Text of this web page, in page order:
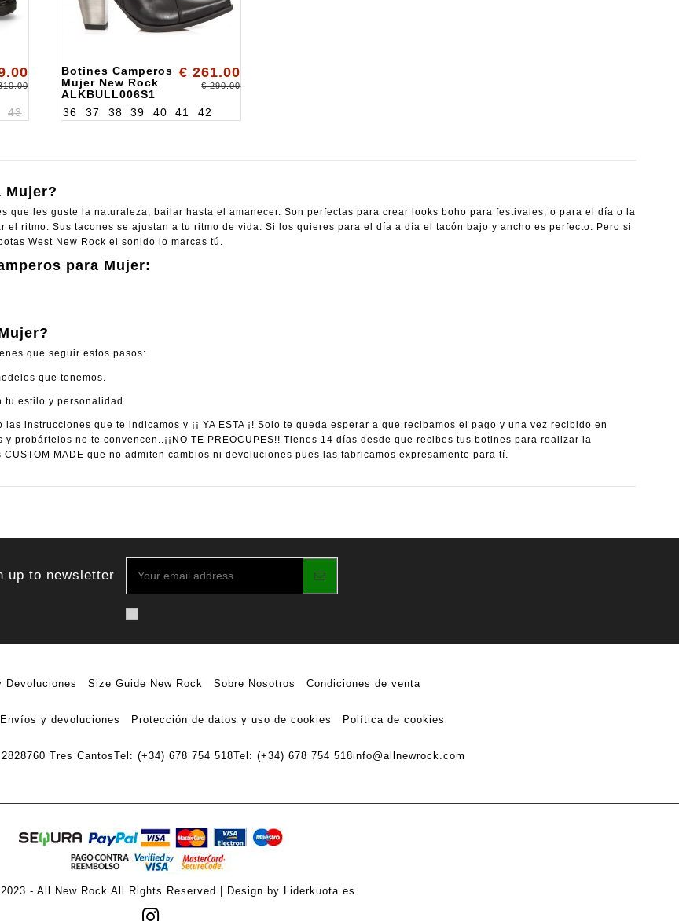
43
Botines Camperos
Mujer New Rock
ALKBULL006S1
€ 261.00
€ 290.00
36 37 38 39 40 41 42
Mujer?
que les guste la naturaleza, bailar hasta el amanecer. Son perfectas para crear looks boho para festivales, o para el día o la
ritmo. Sus tacones se ajustan a tu ritmo de vida. Si los quieres para el día a día el tacón bajo y ancho es perfecto. Pero si
West New Rock el sonido lo marcas tú.
para Mujer:
que seguir estos pasos:
que tenemos.
estilo y personalidad.
instrucciones que te indicamos y ¡¡ YA ESTA ¡! Solo te queda esperar a que recibamos el pago y una vez recibido en
probártelos no te convencen..¡¡NO TE PREOCUPES!! Tienes 14 días desde que recibes tus botines para realizar la
MADE que no admiten cambios ni devoluciones pues las fabricamos expresamente para tí.
up to newsletter
Devoluciones Size Guide New Rock Sobre Nosotros Condiciones de venta
Envíos y devoluciones Protección de datos y uso de cookies Política de cookies
28760 Tres CantosTel: (+34) 678 754 518Tel: (+34) 678 754 518info@allnewrock.com
- All New Rock All Rights Reserved | Design by Liderkuota.es